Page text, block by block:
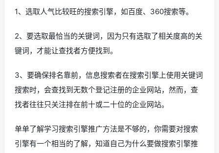
1、选取人气比较旺的搜索引擎，如百度、360搜索等。
2、要选取最恰当的关键词，因为只有选取了相关度高的关
键词，才能让查找者方便找到。
3、要确保排名靠前，信息搜索者在搜索引擎上使用关键词
搜索时，会查找到无数个登记注册的企业网站，然而，查
找者往往只关注排在前十或二十位的企业网站。
单单了解学习搜索引擎推广方法是不够的，你需要对搜索
引擎有一个相当的了解，知道自己为什么要做搜索引擎推